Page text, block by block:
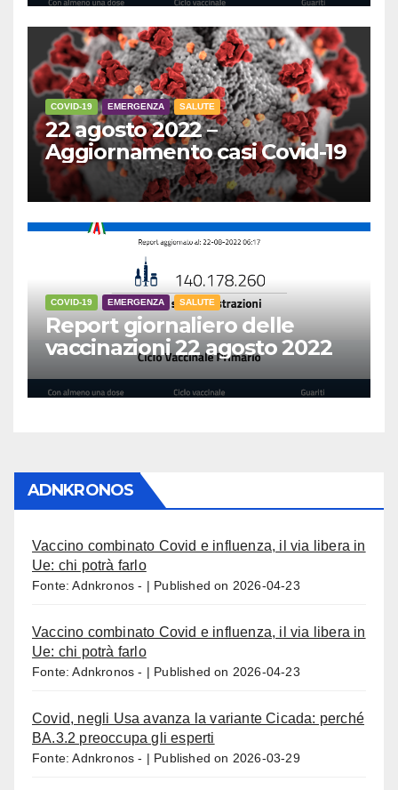
COVID-19 EMERGENZA SALUTE
22 agosto 2022 –
Aggiornamento casi Covid-19
COVID-19 EMERGENZA SALUTE
Report giornaliero delle
vaccinazioni 22 agosto 2022
ADNKRONOS
Vaccino combinato Covid e influenza, il via libera in
Ue: chi potrà farlo
Fonte: Adnkronos - Published on 2026-04-23
Vaccino combinato Covid e influenza, il via libera in
Ue: chi potrà farlo
Fonte: Adnkronos - Published on 2026-04-23
Covid, negli Usa avanza la variante Cicada: perché
BA.3.2 preoccupa gli esperti
Fonte: Adnkronos - Published on 2026-03-29